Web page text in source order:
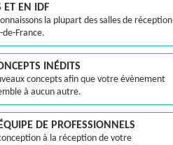
ET EN IDF
la plupart des salles de réception
France.
INÉDITS
concepts afin que votre évènement
à aucun autre.
DE PROFESSIONNELS
à la réception de votre